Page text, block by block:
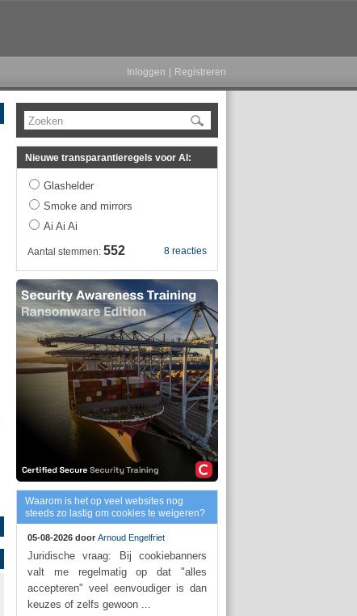
Inloggen Registreren
Zoeken
Nieuwe transparantieregels voor AI:
Glashelder
Smoke and mirrors
Ai Ai Ai
8 reacties
Aantal stemmen: 552
Waarom is het op veel websites nog
steeds zo lastig om cookies te weigeren?
05-08-2026 door Arnoud Engelfriet
Juridische vraag: Bij cookiebanners
valt me regelmatig op dat "alles
accepteren" veel eenvoudiger is dan
keuzes of zelfs gewoon ...